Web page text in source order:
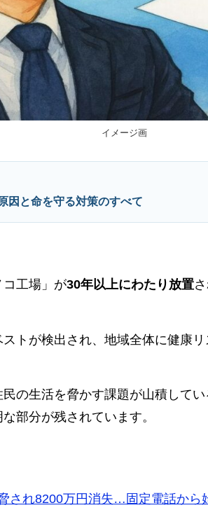
イメージ画
因と命を守る対策のすべて
工場」が30年以上にわたり放置
トが検出され、地域全体に健康
の生活を脅かす課題が山積して
部分が残されています。
され8200万円消失…固定電話から